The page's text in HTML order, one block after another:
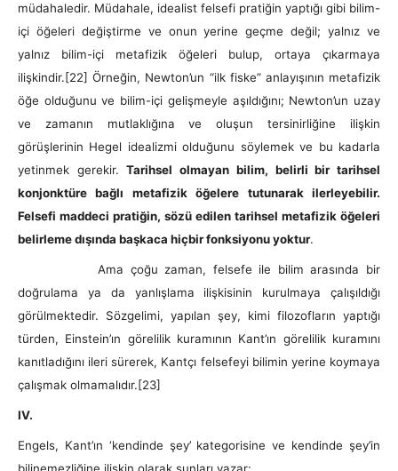
müdahaledir. Müdahale, idealist felsefi pratiğin yaptığı gibi bilim-
içi öğeleri değiştirme ve onun yerine geçme değil; yalnız ve
yalnız bilim-içi metafizik öğeleri bulup, ortaya çıkarmaya
ilişkindir.[22] Örneğin, Newton’un “ilk fiske” anlayışının metafizik
öğe olduğunu ve bilim-içi gelişmeyle aşıldığını; Newton’un uzay
ve zamanın mutlaklığına ve oluşun tersinirliğine ilişkin
görüşlerinin Hegel idealizmi olduğunu söylemek ve bu kadarla
yetinmek gerekir.Tarihsel olmayan bilim, belirli bir tarihsel
konjonktüre bağlı metafizik öğelere tutunarak ilerleyebilir.
Felsefi maddeci pratiğin, sözü edilen tarihsel metafizik öğeleri
belirleme dışında başkaca hiçbir fonksiyonu yoktur.
Ama çoğu zaman, felsefe ile bilim arasında bir
doğrulama ya da yanlışlama ilişkisinin kurulmaya çalışıldığı
görülmektedir. Sözgelimi, yapılan şey, kimi filozofların yaptığı
türden, Einstein’ın görelilik kuramının Kant’ın görelilik kuramını
kanıtladığını ileri sürerek, Kantçı felsefeyi bilimin yerine koymaya
çalışmak olmamalıdır.[23]
IV.
Engels, Kant’ın ‘kendinde şey’ kategorisine ve kendinde şey’in